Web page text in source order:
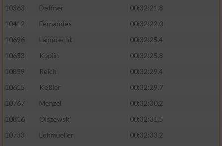
10363
Deffner
00:32:21.8
10412
Fernandes
00:32:22.0
10696
Lamprecht
00:32:25.4
10653
Koplin
00:32:25.8
10859
Reich
00:32:29.4
10615
Keßler
00:32:29.7
10767
Menzel
00:32:30.2
10816
Olszewski
00:32:31.5
10733
Lohmueller
00:32:33.2
auf einem Endgerät
von Werbeanzeigen
Erstellung von Profilen für personalisierte
Werbung
Verwendung von Profilen zur Auswahl
personalisierter Werbung
Erstellung von Profilen zur Personalisierung
von Inhalten